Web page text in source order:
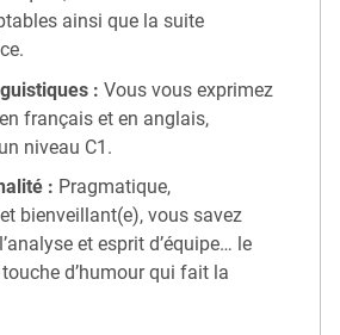
ainsi que la suite
: Vous vous exprimez
français et en anglais,
niveau C1.
: Pragmatique,
bienveillant(e), vous savez
et esprit d’équipe… le
d’humour qui fait la